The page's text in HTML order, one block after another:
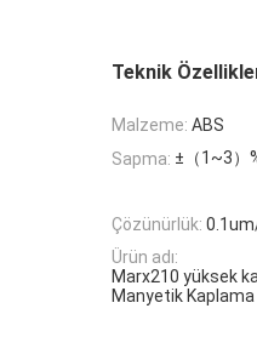
Teknik
Malzeme: ABS
Sapma: ±（1~3）
Çözünürlük:
Ürün adı:
Marx210 yüksek
Manyetik Kaplama